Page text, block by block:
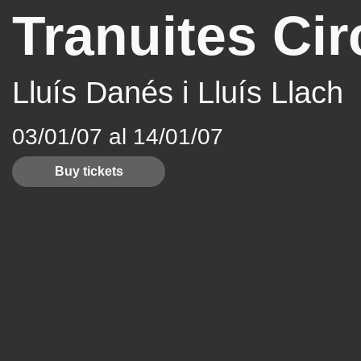
Tranuites
Lluís Danés i Lluís Llach
03/01/07 al 14/01/07
Buy tickets